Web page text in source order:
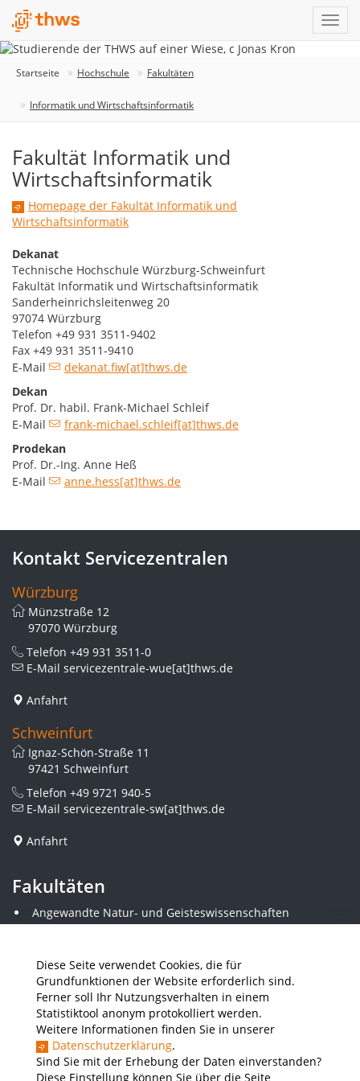
Diese Seite verwendet Cookies, die für
Grundfunktionen der Website erforderlich sind.
Ferner soll Ihr Nutzungsverhalten in einem
Statistiktool anonym protokolliert werden.
Weitere Informationen finden Sie in unserer
Datenschutzerklärung.
Sind Sie mit der Erhebung der Daten einverstanden?
Diese Einstellung können Sie über die Seite
Startseite Hochschule Fakultäten
Informatik und Wirtschaftsinformatik
Fakultät Informatik und
Wirtschaftsinformatik
Homepage der Fakultät Informatik und
Wirtschaftsinformatik
Dekanat
Technische Hochschule Würzburg-Schweinfurt
Fakultät Informatik und Wirtschaftsinformatik
Sanderheinrichsleitenweg 20
97074 Würzburg
Telefon +49 931 3511-9402
Fax +49 931 3511-9410
E-Mail
dekanat.fiw[at]thws.de
Dekan
Prof. Dr. habil. Frank-Michael Schleif
E-Mail
frank-michael.schleif[at]thws.de
Prodekan
Prof. Dr.-Ing. Anne Heß
E-Mail
anne.hess[at]thws.de
Kontakt Servicezentralen
Würzburg
Münzstraße 12
97070 Würzburg
Telefon +49 931 3511-0
E-Mail servicezentrale-wue[at]thws.de
Anfahrt
Schweinfurt
Ignaz-Schön-Straße 11
97421 Schweinfurt
Telefon +49 9721 940-5
E-Mail servicezentrale-sw[at]thws.de
Anfahrt
Fakultäten
Angewandte Natur- und Geisteswissenschaften
Angewandte Sozialwissenschaften
Elektrotechnik
Gestaltung
Informatik und Wirtschaftsinformatik
Kunststofftechnik und Vermessung
Maschinenbau
THWS Business School
Wirtschaftsingenieurwesen